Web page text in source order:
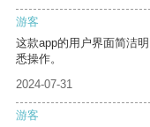
游客
这款app的用户界面简洁
悉操作。
2024-07-31
游客